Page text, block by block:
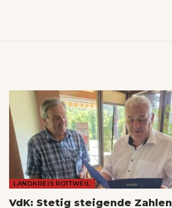
LANDKREIS ROTTWEIL
VdK: Stetig steigende Zahlen